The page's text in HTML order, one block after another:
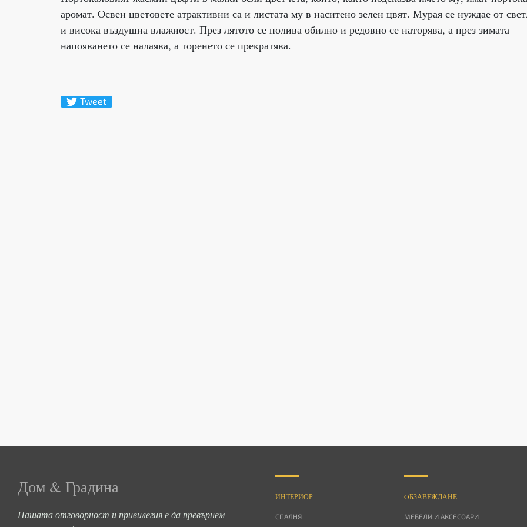
аромат. Освен цветовете атрактивни са и листата му в наситено зелен цвят. Мурая се нуждае от
и висока въздушна влажност. През лятото се полива обилно и редовно се наторява, а през зимата
напояването се налаява, а торенето се прекратява.
Tweet
Дом & Градина
Нашата отговорност и привилегия е да превърнем
ИНТЕРИОР
СПАЛНЯ
OБЗАВЕЖДАНЕ
МЕБЕЛИ И АКСЕСОАРИ